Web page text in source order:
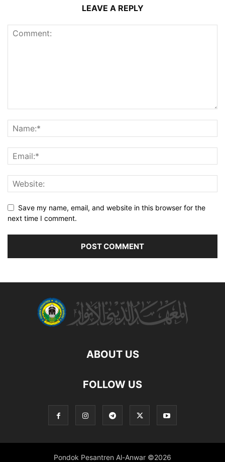
LEAVE A REPLY
Save my name, email, and website in this browser for the
next time I comment.
ABOUT US
FOLLOW US
Pondok Pesantren Al-Anwar ©2026